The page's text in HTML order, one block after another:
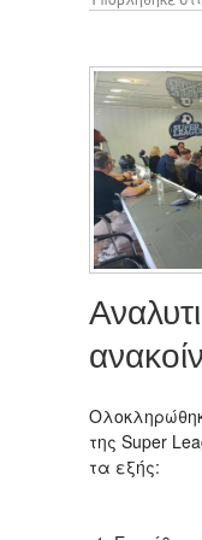
της Super
τα εξής: